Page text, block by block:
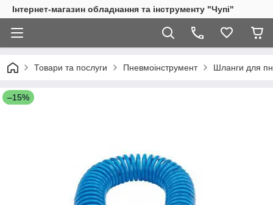
Інтернет-магазин обладнання та інструменту "Чупі"
Товари та послуги Пневмоінструмент Шланги для
–15%